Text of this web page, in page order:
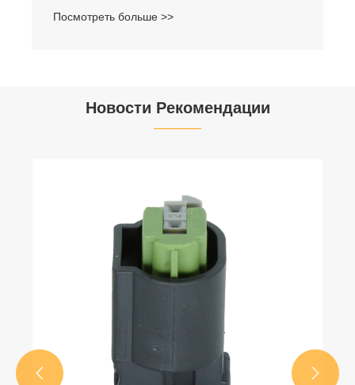
Посмотреть больше >>
Новости Рекомендации
 